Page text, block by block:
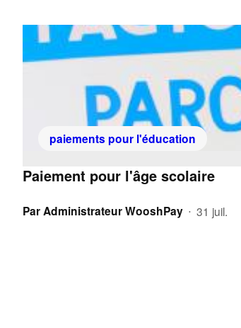
paiements pour l'éducation
Paiement pour l'âge scolaire
ParAdministrateur WooshPay • 31 juil.